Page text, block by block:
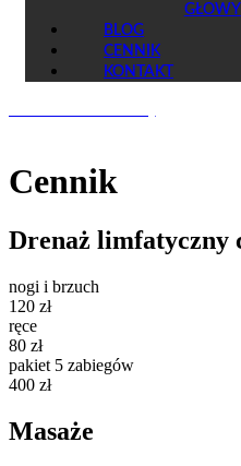
GŁOWY
BLOG
CENNIK
KONTAKT
Cennik
Drenaż limfatyczny
nogi i brzuch
120 zł
ręce
80 zł
pakiet 5 zabiegów
400 zł
Masaże